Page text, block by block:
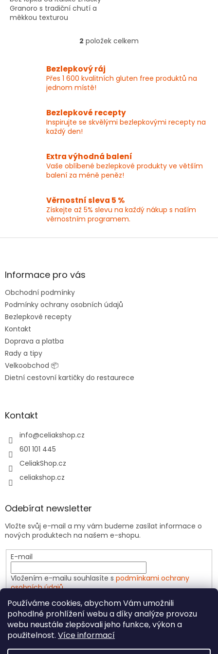
Používáme cookies, abychom Vám umožnili
pohodlné prohlížení webu a díky analýze provozu
webu neustále zlepšovali jeho funkce, výkon a
použitelnost. Více informací
Granoro s tradiční chutí a
měkkou texturou
Ideální pro bezlepkovou
O
á
d
í
p
r
y
v
ý
s
u
2 položek celkem
Bezlepkový ráj
Přes 1 600 kvalitních gluten free produktů na
jednom místě!
Bezlepkové recepty
Inspirujte se skvělými bezlepkovými recepty na
každý den!
Extra výhodná balení
Vaše oblíbené bezlepkové produkty ve větším
balení za méně peněz!
Věrnostní sleva 5 %
Získejte až 5% slevu na každý nákup s naším
věrnostním programem.
Z
aInformace pro vás
Obchodní podmínky
Podmínky ochrany osobních údajů
Bezlepkové recepty
Kontakt
Doprava a platba
Rady a tipy
Velkoobchod 📦
Dietní cestovní kartičky do restaurece
Kontakt
info@celiakshop.cz
601 101 445
CeliakShop.cz
celiakshop.cz
Odebírat newsletter
Vložte svůj e-mail a my vám budeme zasílat informace o
nových produktech na našem e-shopu.
E-mail
Vložením e-mailu souhlasíte s podmínkami ochrany
osobních údajů
PŘIHLÁSIT SE